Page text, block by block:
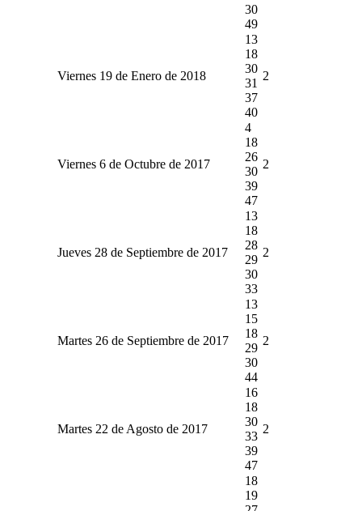
30
49
Viernes 19 de Enero de 2018
13
18
30
31
37
40
2
Viernes 6 de Octubre de 2017
4
18
26
30
39
47
2
Jueves 28 de Septiembre de 2017
13
18
28
29
30
33
2
Martes 26 de Septiembre de 2017
13
15
18
29
30
44
2
Martes 22 de Agosto de 2017
16
18
30
33
39
47
2
18
19